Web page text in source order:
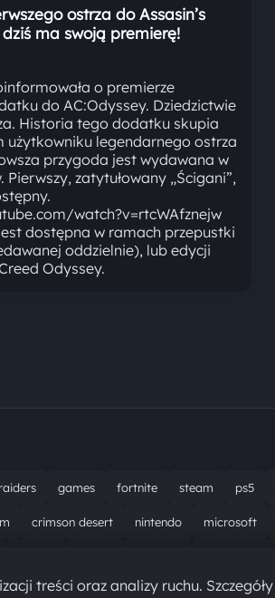
ostrza do Assasin’s
ma swoją premierę!
o premierze
do AC:Odyssey. Dziedzictwie
Historia tego dodatku skupia
użytkowniku legendarnego ostrza
przygoda jest wydawana w
zatytułowany „Ścigani”,
watch?v=rtcWAfznejw
dostępna w ramach przepustki
oddzielnie), lub edycji
Odyssey.
games fortnite steam ps5
crimson desert nintendo microsoft
treści oraz analizy ruchu. Szczegóły